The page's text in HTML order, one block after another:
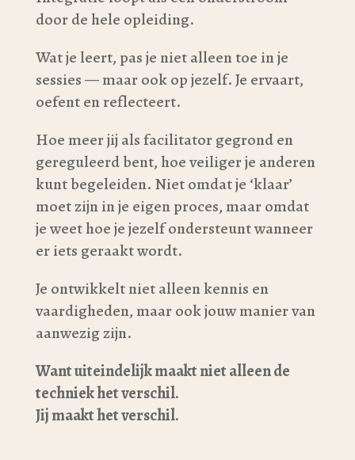
door de hele opleiding.
Wat je leert, pas je niet alleen toe in je
sessies — maar ook op jezelf. Je ervaart,
oefent en reflecteert.
Hoe meer jij als facilitator gegrond en
gereguleerd bent, hoe veiliger je anderen
kunt begeleiden. Niet omdat je ‘klaar’
moet zijn in je eigen proces, maar omdat
je weet hoe je jezelf ondersteunt wanneer
er iets geraakt wordt.
Je ontwikkelt niet alleen kennis en
vaardigheden, maar ook jouw manier van
aanwezig zijn.
Want uiteindelijk maakt niet alleen de
techniek het verschil.
Jij maakt het verschil.